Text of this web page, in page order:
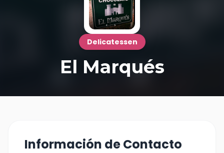
Delicatessen
El Marqués
Información de Contacto